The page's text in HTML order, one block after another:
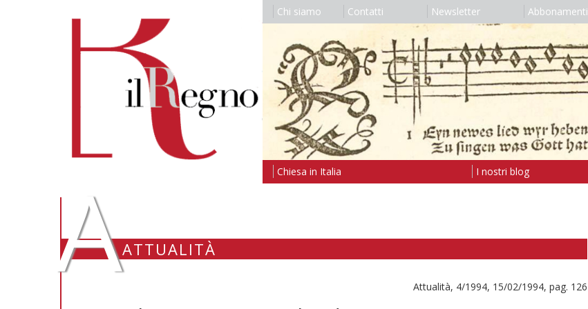
Chi siamo Contatti Newsletter Abbonamenti
Chiesa in Italia I nostri blog
AATTUALITÀ
Attualità, 4/1994, 15/02/1994, pag. 126